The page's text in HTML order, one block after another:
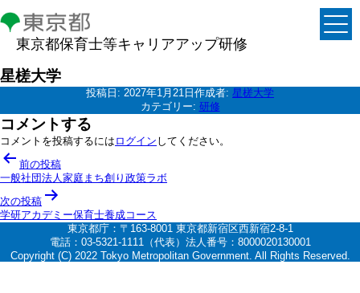
東京都保育士等キャリアアップ研修
星槎大学
投稿日: 2027年1月21日 作成者: 星槎大学
カテゴリー: 研修
コメントする
コメントを投稿するには ログイン してください。
投
稿
ナ
ビ
ー
前の投稿
一般社団法人家庭まち創り政策ラボ
次の投稿
学研アカデミー保育士養成コース
東京都庁：〒163-8001 東京都新宿区西新宿2-8-1
電話：03-5321-1111（代表）法人番号：8000020130001
Copyright (C) 2022 Tokyo Metropolitan Government. All Rights Reserved.